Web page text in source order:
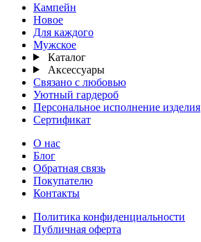
Кампейн
Новое
Для каждого
Мужское
Каталог
Аксессуары
Связано с любовью
Уютный гардероб
Персональное исполнение изделия
Сертификат
О нас
Блог
Обратная связь
Покупателю
Контакты
Политика конфиденциальности
Публичная оферта